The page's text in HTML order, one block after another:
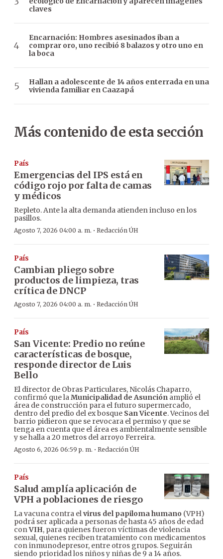
claves
Encarnación: Hombres asesinados iban a
comprar oro, uno recibió 8 balazos y otro uno en
la boca
Hallan a adolescente de 14 años enterrada en una
vivienda familiar en Caazapá
Más contenido de esta sección
País
Emergencias del IPS está en
código rojo por falta de camas
y médicos
Repleto. Ante la alta demanda atienden incluso en los
pasillos.
Agosto 7, 2026 04:00 a. m. · Redacción ÚH
País
Cambian pliego sobre
productos de limpieza, tras
crítica de DNCP
Agosto 7, 2026 04:00 a. m. · Redacción ÚH
País
San Vicente: Predio no reúne
características de bosque,
responde director de Luis
Bello
El director de Obras Particulares, Nicolás Chaparro,
confirmó que laMunicipalidad de Asunción amplió el
área de construcción para el futuro supermercado,
dentro del predio del ex bosque San Vicente. Vecinos del
barrio pidieron que se revocara el permiso y que se
tenga en cuenta que el área es ambientalmente sensible
y se halla a 20 metros del arroyo Ferreira.
Agosto 6, 2026 06:59 p. m. · Redacción ÚH
País
Salud amplía aplicación de
VPH a poblaciones de riesgo
La vacuna contra elvirus del papiloma humano (VPH)
podrá ser aplicada a personas de hasta 45 años de edad
conVIH, para quienes fueron víctimas de violencia
sexual, quienes reciben tratamiento con medicamentos
con inmunodepresor, entre otros grupos. Seguirán
siendo prioridad los niños y niñas de 9 a 14 años.